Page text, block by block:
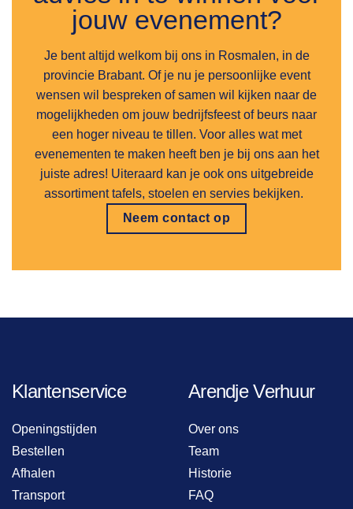
jouw evenement?
Je bent altijd welkom bij ons in Rosmalen, in de
provincie Brabant. Of je nu je persoonlijke event
wensen wil bespreken of samen wil kijken naar de
mogelijkheden om jouw bedrijfsfeest of beurs naar
een hoger niveau te tillen. Voor alles wat met
evenementen te maken heeft ben je bij ons aan het
juiste adres! Uiteraard kan je ook ons uitgebreide
assortiment tafels, stoelen en servies bekijken.
Neem contact op
Klantenservice
Openingstijden
Bestellen
Afhalen
Transport
Arendje Verhuur
Over ons
Team
Historie
FAQ